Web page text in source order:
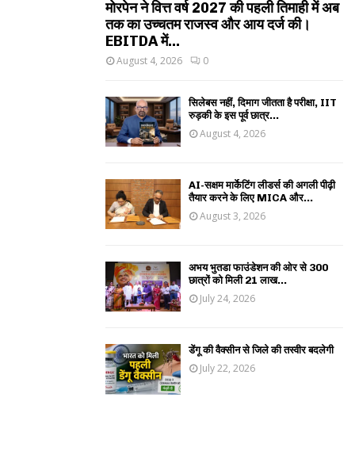
मोरपेन ने वित्त वर्ष 2027 की पहली तिमाही में अब
तक का उच्चतम राजस्व और आय दर्ज की।
EBITDA में...
August 4, 2026 0
सिलेबस नहीं, दिमाग जीतता है परीक्षा, IIT
रुड़की के इस पूर्व छात्र...
August 4, 2026
AI-सक्षम मार्केटिंग लीडर्स की अगली पीढ़ी
तैयार करने के लिए MICA और...
August 3, 2026
अभय भुतडा फाउंडेशन की ओर से 300
छात्रों को मिली 21 लाख...
July 24, 2026
डेंगू की वैक्सीन से जिले की तस्वीर बदलेगी
July 22, 2026